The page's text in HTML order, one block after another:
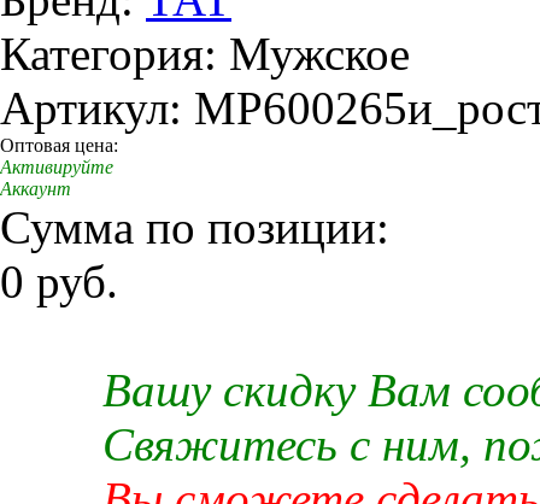
Категория: Мужское
Артикул:
Оптовая цена:
Активируйте
Аккаунт
Сумма по позиции:
0 руб.
Вашу скидку Вам
Свяжитесь с ним,